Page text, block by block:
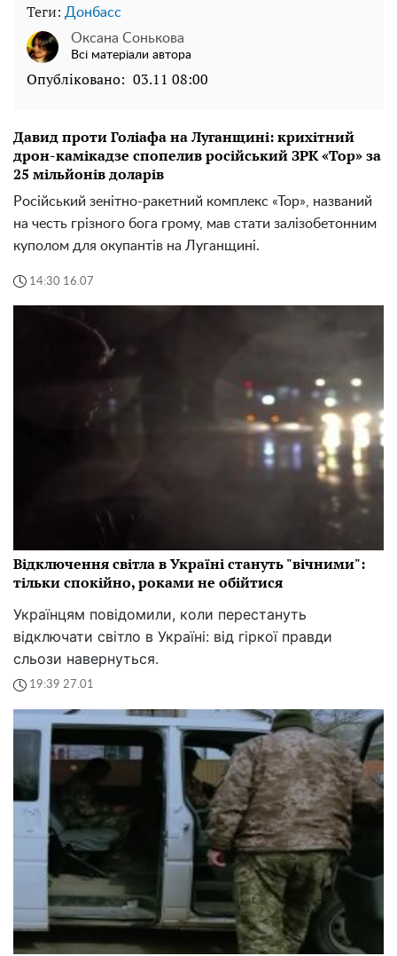
Теги: Донбасс
Оксана Сонькова
Всі матеріали автора
Опубліковано: 03.11 08:00
Давид проти Голіафа на Луганщині: крихітний
дрон-камікадзе спопелив російський ЗРК «Тор» за
25 мільйонів доларів
Російський зенітно-ракетний комплекс «Тор», названий
на честь грізного бога грому, мав стати залізобетонним
куполом для окупантів на Луганщині.
14:30 16.07
Відключення світла в Україні стануть "вічними":
тільки спокійно, роками не обійтися
Українцям повідомили, коли перестануть
відключати світло в Україні: від гіркої правди
сльози навернуться.
19:39 27.01